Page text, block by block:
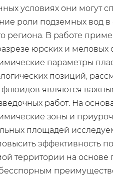
условиях они могут
роли подземных вод
региона. В работе
юрских и
параметры
позиций,
флюидов являются
работ. На
зоны и
площадей
эффективность
территории на основе